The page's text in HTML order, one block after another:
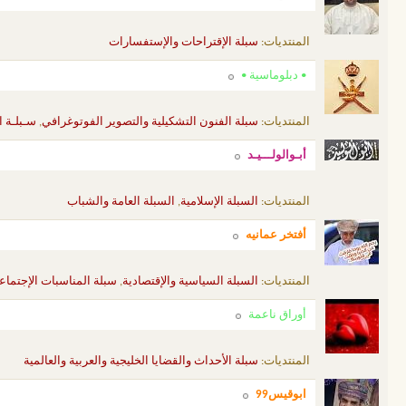
المنتديات: سبلة الإقتراحات والإستفسارات
• دبلوماسية •
المنتديات: سبلة الفنون التشكيلية والتصوير الفوتوغرافي, سـبلـة
أبـوالولـــيـد
المنتديات: السبلة الإسلامية, السبلة العامة والشباب
أفتخر عمانيه
المنتديات: السبلة السياسية والإقتصادية, سبلة المناسبات
أوراق ناعمة
المنتديات: سبلة الأحداث والقضايا الخليجية والعربية والعالمية
ابوقيس99